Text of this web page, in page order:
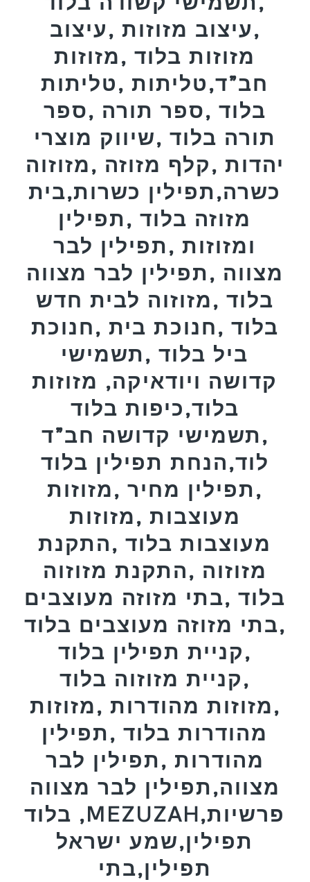
,עיצוב מזוזות ,עיצוב
מזוזות בלוד ,מזוזות
חב”ד,טליתות ,טליתות
בלוד ,ספר תורה ,ספר
תורה בלוד ,שיווק מוצרי
יהדות ,קלף מזוזה ,מזוזוה
כשרה,תפילין כשרות,בית
מזוזה בלוד ,תפילין
ומזוזות ,תפילין לבר
מצווה ,תפילין לבר מצווה
בלוד ,מזוזוה לבית חדש
בלוד ,חנוכת בית ,חנוכת
ביל בלוד ,תשמישי
קדושה ויודאיקה, מזוזות
בלוד,כיפות בלוד
,תשמישי קדושה חב”ד
לוד,הנחת תפילין בלוד
,תפילין מחיר ,מזוזות
מעוצבות ,מזוזות
מעוצבות בלוד ,התקנת
מזוזוה ,התקנת מזוזוה
בלוד ,בתי מזוזה מעוצבים
,בתי מזוזה מעוצבים בלוד
,קניית תפילין בלוד
,קניית מזוזוה בלוד
,מזוזות מהודרות ,מזוזות
מהודרות בלוד ,תפילין
מהודרות ,תפילין לבר
מצווה,תפילין לבר מצווה
בלוד ,MEZUZAH,פרשיות
תפילין,שמע ישראל
תפילין,בתי